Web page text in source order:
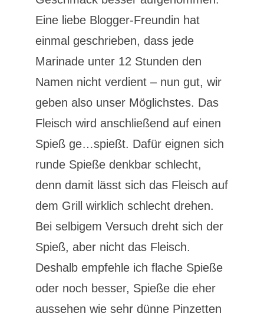
Eine liebe Blogger-Freundin hat
einmal geschrieben, dass jede
Marinade unter 12 Stunden den
Namen nicht verdient – nun gut, wir
geben also unser Möglichstes. Das
Fleisch wird anschließend auf einen
Spieß ge…spießt. Dafür eignen sich
runde Spieße denkbar schlecht,
denn damit lässt sich das Fleisch auf
dem Grill wirklich schlecht drehen.
Bei selbigem Versuch dreht sich der
Spieß, aber nicht das Fleisch.
Deshalb empfehle ich flache Spieße
oder noch besser, Spieße die eher
aussehen wie sehr dünne Pinzetten